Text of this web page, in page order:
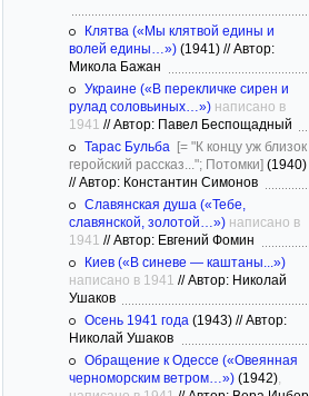
Клятва («Мы клятвой едины и
волей едины…») (1941) //Автор:
Микола Бажан
Украине («В перекличке сирен и
рулад соловьиных…») написано в
1941 //Автор: Павел Беспощадный
Тарас Бульба [= "К концу уж близок
геройский рассказ..."; Потомки] (1940)
//Автор: Константин Симонов
Славянская душа («Тебе,
славянской, золотой…») написано в
1941 //Автор: Евгений Фомин
Киев («В синеве — каштаны...»)
написано в 1941 //Автор: Николай
Ушаков
Осень 1941 года (1943) //Автор:
Николай Ушаков
Обращение к Одессе («Овеянная
черноморским ветром…») (1942)